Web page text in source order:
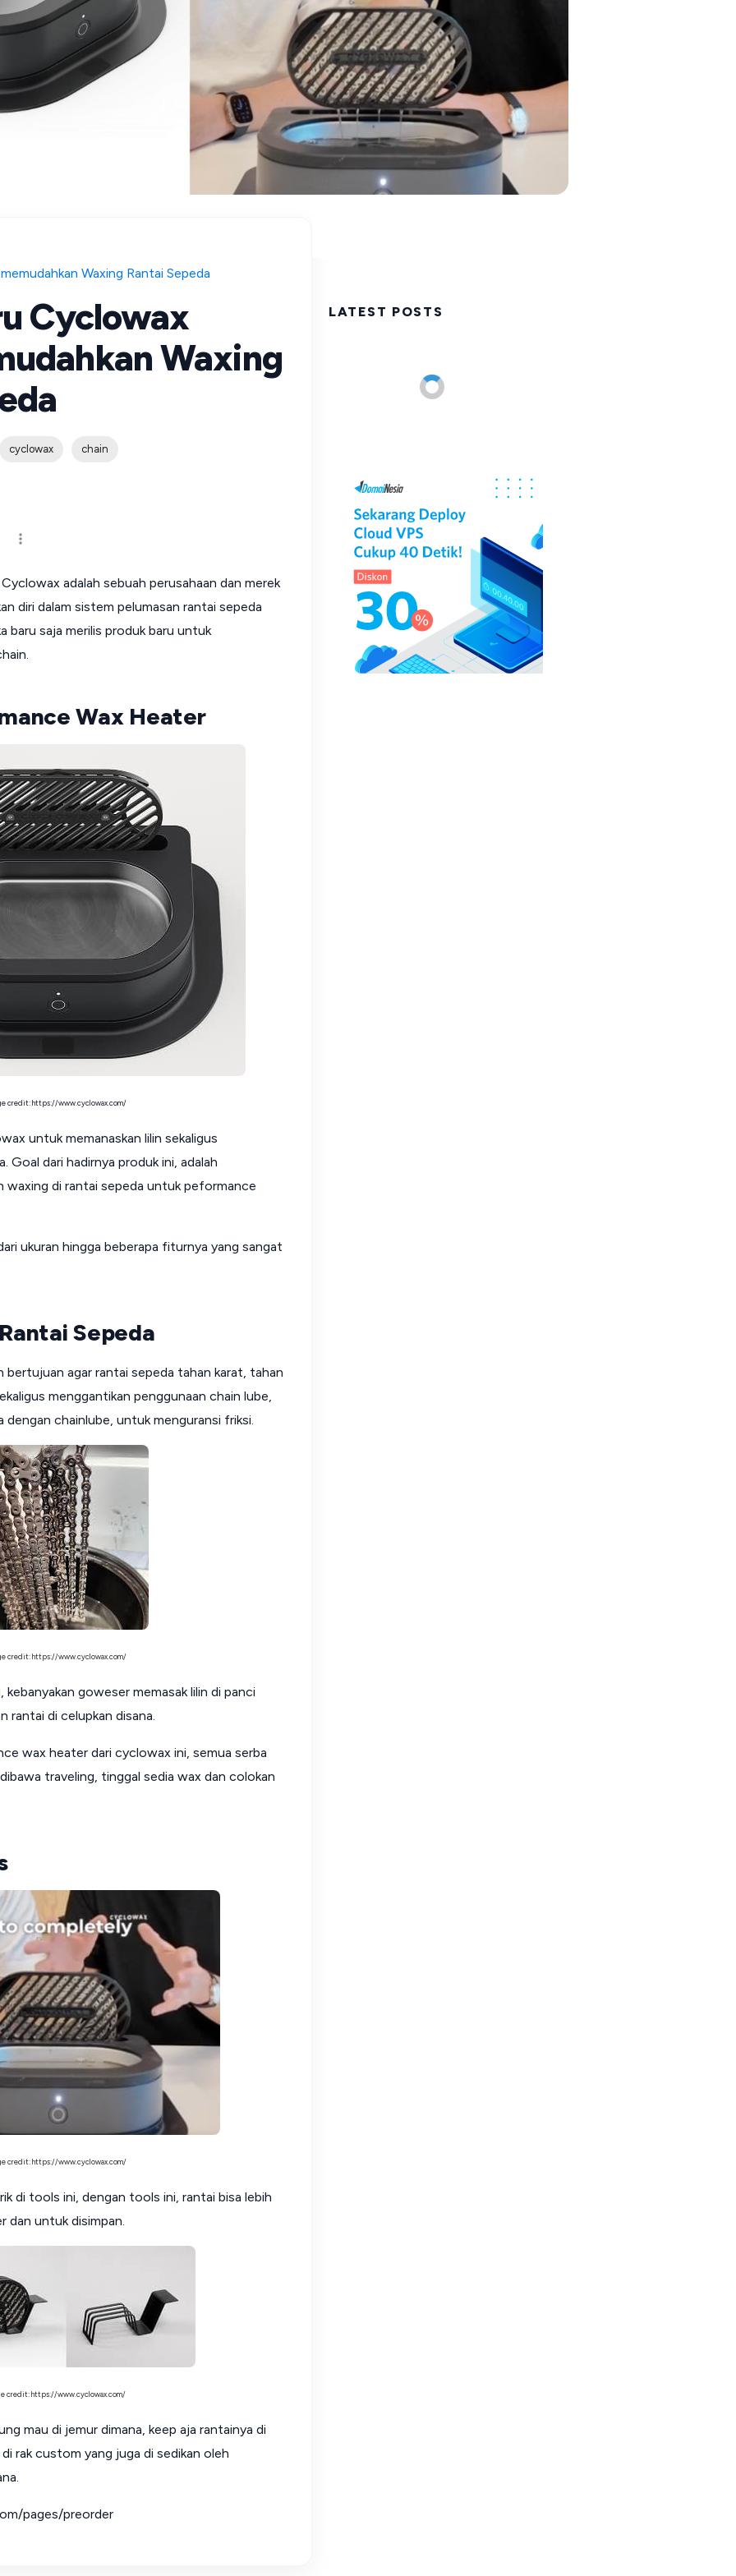
Waxing Rantai Sepeda
Cyclowax
Waxing
cyclowax chain
adalah sebuah perusahaan dan merek
diri dalam sistem pelumasan rantai sepeda
baru saja merilis produk baru untuk
Wax Heater
credit: https://www.cyclowax.com/
untuk memanaskan lilin sekaligus
Goal dari hadirnya produk ini, adalah
waxing di rantai sepeda untuk peformance
ukuran hingga beberapa fiturnya yang sangat
Sepeda
bertujuan agar rantai sepeda tahan karat, tahan
menggantikan penggunaan chain lube,
dengan chainlube, untuk menguransi friksi.
credit: https://www.cyclowax.com/
goweser memasak lilin di panci
rantai di celupkan disana.
wax heater dari cyclowax ini, semua serba
traveling, tinggal sedia wax dan colokan
credit: https://www.cyclowax.com/
di tools ini, dengan tools ini, rantai bisa lebih
dan untuk disimpan.
credit: https://www.cyclowax.com/
mau di jemur dimana, keep aja rantainya di
rak custom yang juga di sedikan oleh
pages/preorder
LATEST POSTS